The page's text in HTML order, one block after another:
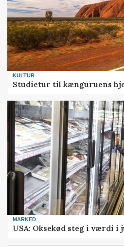
KULTUR
Studietur til kænguruens
MARKED
USA: Oksekød steg i værdi i